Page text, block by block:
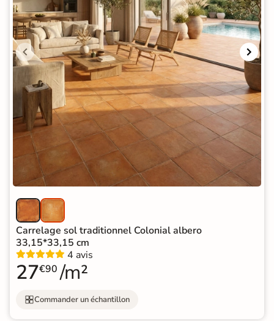
Carrelage sol traditionnel Colonial albero
33,15*33,15 cm
4 avis
27€90 /m²
Commander un échantillon